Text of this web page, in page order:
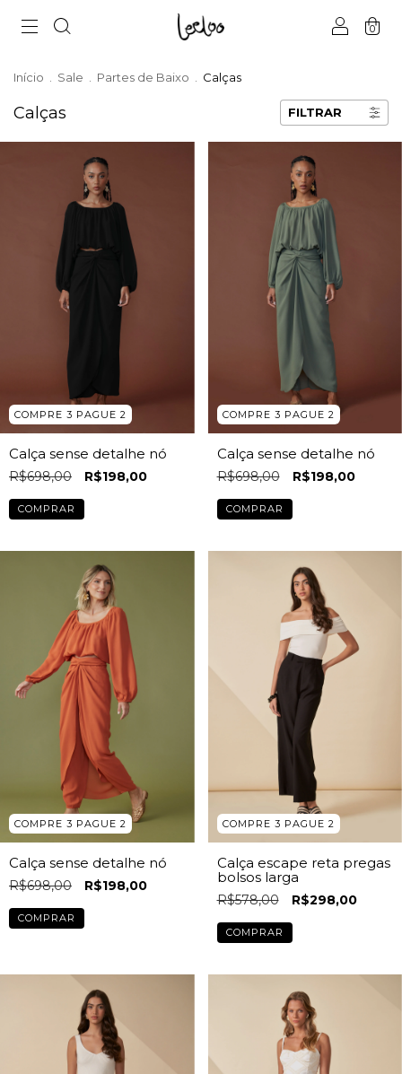
0
Início Sale Partes de Baixo Calças
Calças FILTRAR
COMPRE 3 PAGUE 2
Calça sense detalhe nó
R$698,00 R$198,00
COMPRAR
COMPRE 3 PAGUE 2
Calça sense detalhe nó
R$698,00 R$198,00
COMPRAR
COMPRE 3 PAGUE 2
Calça sense detalhe nó
R$698,00 R$198,00
COMPRAR
COMPRE 3 PAGUE 2
Calça escape reta pregas
bolsos larga
R$578,00 R$298,00
COMPRAR